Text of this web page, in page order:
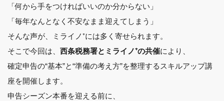
「何から手をつければいいのか分からない」
「毎年なんとなく不安なまま迎えてしまう」
そんな声が、ミライノ⁺には多く寄せられます。
そこで今回は、 西条税務署とミライノ⁺の共催により、
確定申告の“基本”と“準備の考え方”を整理するスキルアップ講
座を開催します。
申告シーズン本番を迎える前に、